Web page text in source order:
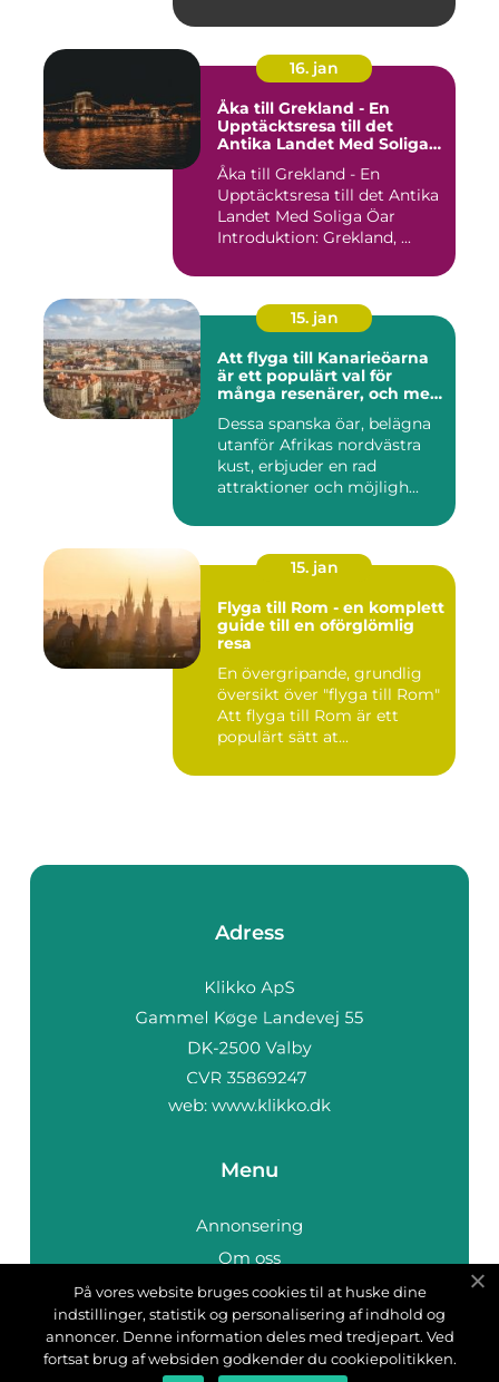
16. jan
Åka till Grekland - En
Upptäcktsresa till det
Antika Landet Med Soliga
Öar
Åka till Grekland - En
Upptäcktsresa till det Antika
Landet Med Soliga Öar
Introduktion: Grekland, ...
15. jan
Att flyga till Kanarieöarna
är ett populärt val för
många resenärer, och med
Dessa spanska öar, belägna
utanför Afrikas nordvästra
kust, erbjuder en rad
attraktioner och möjligh...
15. jan
Flyga till Rom - en komplett
guide till en oförglömlig
resa
En övergripande, grundlig
översikt över "flyga till Rom"
Att flyga till Rom är ett
populärt sätt at...
Adress
web: www.klikko.dk
Menu
Annonsering
Om oss
Cookies
Kontakta oss
Sitemap
På vores website bruges cookies til at huske dine
indstillinger, statistik og personalisering af indhold og
annoncer. Denne information deles med tredjepart. Ved
fortsat brug af websiden godkender du cookiepolitikken.